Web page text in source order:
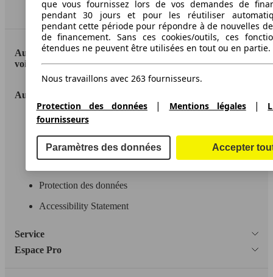
Haut
AutoScout24: la plus grande plateforme en ligne de
voitures en Europe
AutoScout24
A propos d'AutoScout24
Conditions d'utilisation
Protection des données
Accessibility Statement
Service
Espace Pro
que vous fournissez lors de vos demandes de
pendant 30 jours et pour les réutiliser
pendant cette période pour répondre à de nouvelles
de financement. Sans ces cookies/outils, ces
étendues ne peuvent être utilisées en tout ou en partie.
Nous travaillons avec 263 fournisseurs.
Protection des données | Mentions légales|
fournisseurs
Paramètres des données Accepter